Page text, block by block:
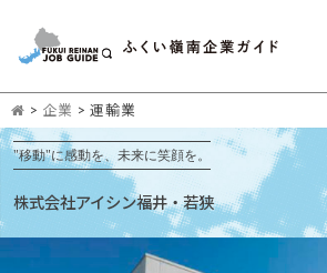
> 企業 > 運輸業
"移動"に感動を、未来に笑顔を。
株式会社アイシン福井・若狭